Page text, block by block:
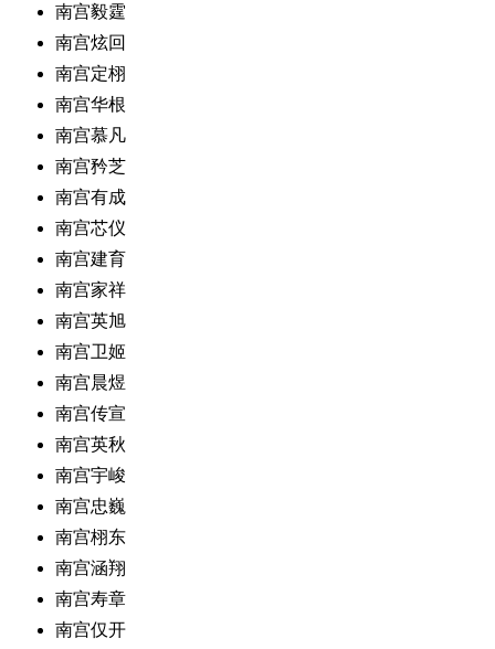
南宫毅霆
南宫炫回
南宫定栩
南宫华根
南宫慕凡
南宫矜芝
南宫有成
南宫芯仪
南宫建育
南宫家祥
南宫英旭
南宫卫姬
南宫晨煜
南宫传宣
南宫英秋
南宫宇峻
南宫忠巍
南宫栩东
南宫涵翔
南宫寿章
南宫仅开